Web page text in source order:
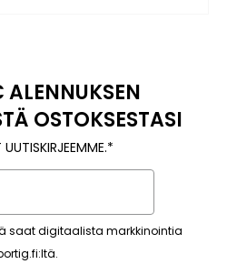
ALENNUKSEN
OSTOKSESTASI
saat digitaalista markkinointia